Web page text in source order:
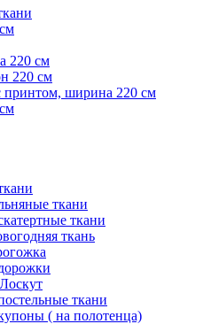
220 см
220 см
принтом, ширина 220 см
ткани
ткани
ткань
ткани
( на полотенца)